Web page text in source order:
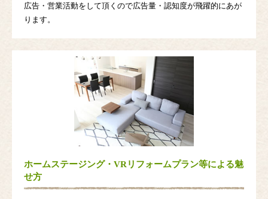
広告・営業活動をして頂くので広告量・認知度が飛躍的にあが
ります。
ホームステージング・VRリフォームプラン等による魅
せ方